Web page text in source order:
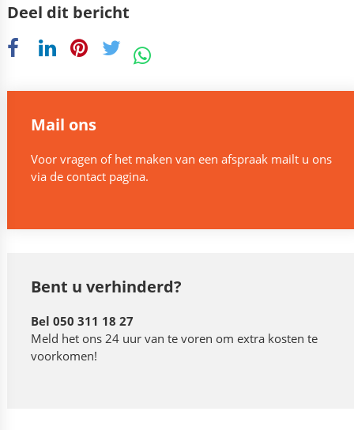
Deel dit bericht
Mail ons
Voor vragen of het maken van een afspraak mailt u ons
via de contactpagina.
Bent u verhinderd?
Bel 050 311 18 27
Meld het ons 24 uur van te voren om extra kosten te
voorkomen!